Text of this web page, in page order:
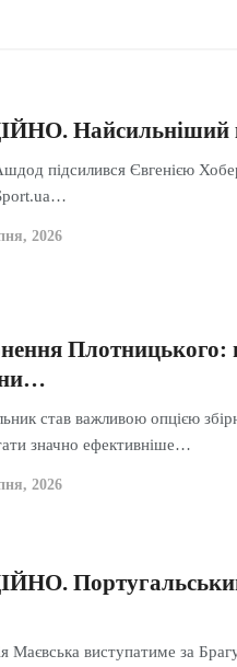
Найсильніший
підсилився Євгенією
2026
Плотницького:
став важливою опцією
значно ефективніше…
2026
Маєвська виступатиме за